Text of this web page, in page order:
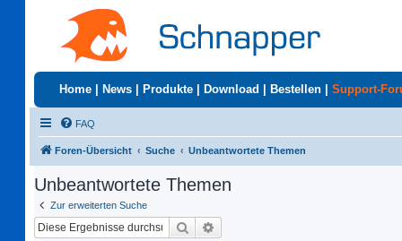
Home News Produkte Download Bestellen Support-
FAQ
Foren-Übersicht Suche Unbeantwortete Themen
Unbeantwortete Themen
Zur erweiterten Suche
Suche